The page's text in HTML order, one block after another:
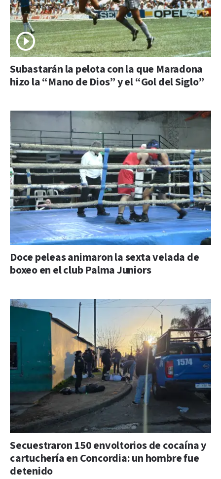
Subastarán la pelota con la que Maradona
hizo la “Mano de Dios” y el “Gol del Siglo”
Doce peleas animaron la sexta velada de
boxeo en el club Palma Juniors
Secuestraron 150 envoltorios de cocaína y
cartuchería en Concordia: un hombre fue
detenido